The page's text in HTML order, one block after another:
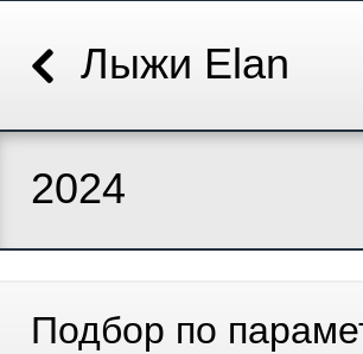
Лыжи Elan
2024
Подбор по